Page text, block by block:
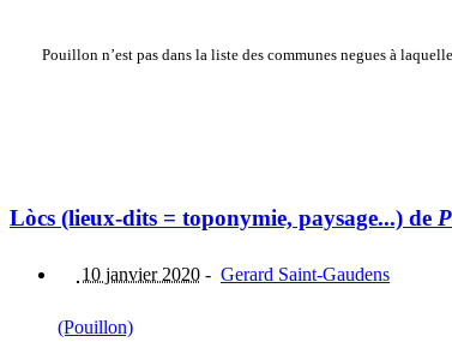
Pouillon n’est pas dans la liste des communes negues à
Lòcs (lieux-dits = toponymie, paysage...) de
10 janvier 2020 - Gerard Saint-Gaudens
(Pouillon)